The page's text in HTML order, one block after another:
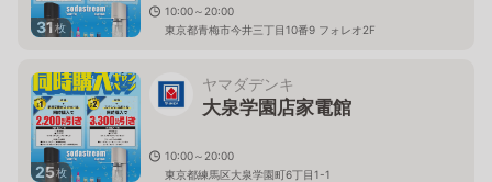
31枚
10:00～20:00
東京都青梅市今井三丁目10番9 フォレオ2F
25枚
ヤマダデンキ
大泉学園店家電館
10:00～20:00
東京都練馬区大泉学園町6丁目1-1